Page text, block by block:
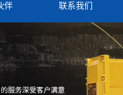
伴 联系我们